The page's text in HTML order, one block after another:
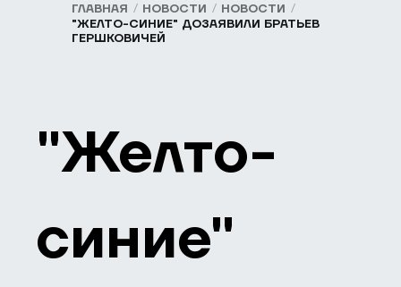
ГЛАВНАЯ НОВОСТИ
НОВОСТИ
"ЖЕЛТО-СИНИЕ" ДОЗАЯВИЛИ БРАТЬЕВ
ГЕРШКОВИЧЕЙ
"Желто-
синие"